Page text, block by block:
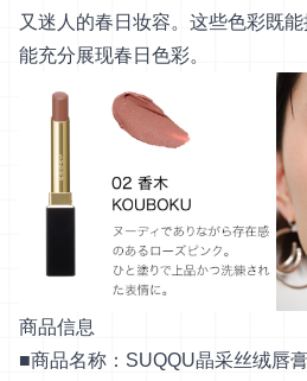
又迷人的春日妆容。这些色彩既
能充分展现春日色彩。
商品信息
■商品名称：SUQQU晶采丝绒唇